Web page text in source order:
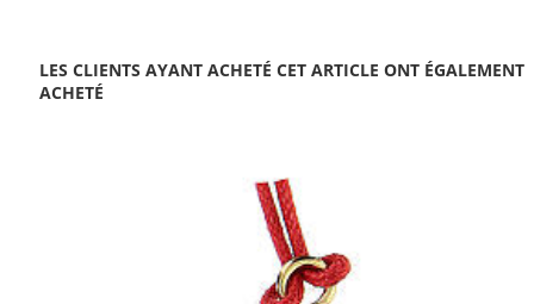
LES CLIENTS AYANT ACHETÉ CET ARTICLE ONT ÉGALEMENT
ACHETÉ